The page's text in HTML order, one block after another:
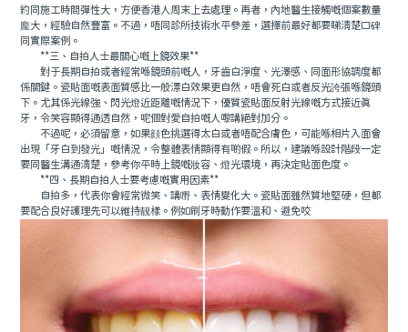
約同施工時間彈性大，方便香港人周末上去處理。再者，內地醫生接觸嘅個案數量
龐大，經驗自然豐富。不過，唔同診所技術水平參差，選擇前最好都要睇清楚口碑
同實際案例。
**三、自拍人士最關心嘅上鏡效果**
對于長期自拍或者經常喺鏡頭前嘅人，牙齒白淨度、光澤感、同面形協調度都
係關鍵。瓷貼面嘅表面質感比一般漂白效果更自然，唔會死白或者反光誇張喺鏡頭
下。尤其係光線強、閃光燈近距離嘅情況下，優質瓷貼面反射光線嘅方式接近真
牙，令笑容顯得通透自然，呢個對愛自拍嘅人嚟講絕對加分。
不過呢，必須留意，如果顔色挑選得太白或者唔配合膚色，可能喺相片入面會
出現「牙白到發光」嘅情況，令整體表情顯得有啲假。所以，建議喺設計階段一定
要同醫生溝通清楚，參考你平時上鏡嘅妝容、燈光環境，再決定貼面色度。
**四、長期自拍人士要考慮嘅實用因素**
自拍多，代表你會經常微笑、講嘢、表情變化大。瓷貼面雖然質地堅硬，但都
要配合良好護理先可以維持靓樣。例如刷牙時動作要溫和、避免咬